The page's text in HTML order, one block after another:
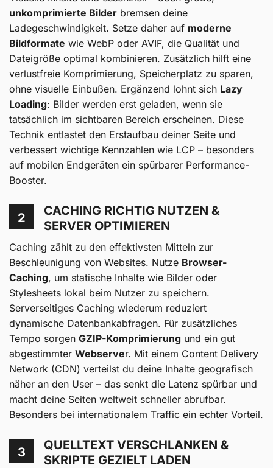
unkomprimierte Bilder bremsen deine
Ladegeschwindigkeit. Setze daher auf moderne
Bildformate wie WebP oder AVIF, die Qualität und
Dateigröße optimal kombinieren. Zusätzlich hilft eine
verlustfreie Komprimierung, Speicherplatz zu sparen,
ohne visuelle Einbußen. Ergänzend lohnt sich Lazy
Loading: Bilder werden erst geladen, wenn sie
tatsächlich im sichtbaren Bereich erscheinen. Diese
Technik entlastet den Erstaufbau deiner Seite und
verbessert wichtige Kennzahlen wie LCP – besonders
auf mobilen Endgeräten ein spürbarer Performance-
Booster.
2
CACHING RICHTIG NUTZEN &
SERVER OPTIMIEREN
Caching zählt zu den effektivsten Mitteln zur
Beschleunigung von Websites. Nutze Browser-
Caching, um statische Inhalte wie Bilder oder
Stylesheets lokal beim Nutzer zu speichern.
Serverseitiges Caching wiederum reduziert
dynamische Datenbankabfragen. Für zusätzliches
Tempo sorgen GZIP-Komprimierung und ein gut
abgestimmter Webserver. Mit einem Content Delivery
Network (CDN) verteilst du deine Inhalte geografisch
näher an den User – das senkt die Latenz spürbar und
macht deine Seiten weltweit schneller abrufbar.
Besonders bei internationalem Traffic ein echter Vorteil.
3
QUELLTEXT VERSCHLANKEN &
SKRIPTE GEZIELT LADEN